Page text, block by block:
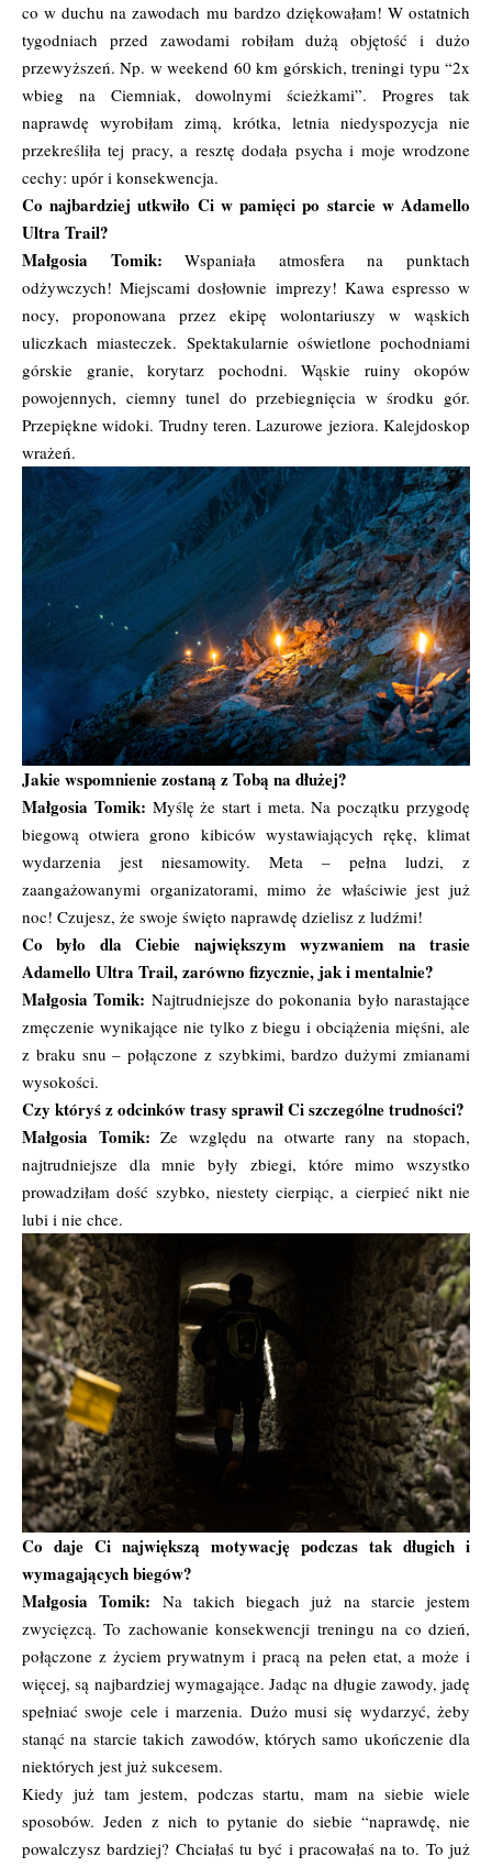
co w duchu na zawodach mu bardzo dziękowałam! W ostatnich
tygodniach przed zawodami robiłam dużą objętość i dużo
przewyższeń. Np. w weekend 60 km górskich, treningi typu “2x
wbieg na Ciemniak, dowolnymi ścieżkami”. Progres tak
naprawdę wyrobiłam zimą, krótka, letnia niedyspozycja nie
przekreśliła tej pracy, a resztę dodała psycha i moje wrodzone
cechy: upór i konsekwencja.
Co najbardziej utkwiło Ci w pamięci po starcie w Adamello
Ultra Trail?
Małgosia Tomik:Wspaniała atmosfera na punktach
odżywczych! Miejscami dosłownie imprezy! Kawa espresso w
nocy, proponowana przez ekipę wolontariuszy w wąskich
uliczkach miasteczek. Spektakularnie oświetlone pochodniami
górskie granie, korytarz pochodni. Wąskie ruiny okopów
powojennych, ciemny tunel do przebiegnięcia w środku gór.
Przepiękne widoki. Trudny teren. Lazurowe jeziora. Kalejdoskop
wrażeń.
Jakie wspomnienie zostaną z Tobą na dłużej?
Małgosia Tomik: Myślę że start i meta. Na początku przygodę
biegową otwiera grono kibiców wystawiających rękę, klimat
wydarzenia jest niesamowity. Meta – pełna ludzi, z
zaangażowanymi organizatorami, mimo że właściwie jest już
noc! Czujesz, że swoje święto naprawdę dzielisz z ludźmi!
Co było dla Ciebie największym wyzwaniem na trasie
Adamello Ultra Trail, zarówno fizycznie, jak i mentalnie?
Małgosia Tomik: Najtrudniejsze do pokonania było narastające
zmęczenie wynikające nie tylko z biegu i obciążenia mięśni, ale
z braku snu – połączone z szybkimi, bardzo dużymi zmianami
wysokości.
Czy któryś z odcinków trasy sprawił Ci szczególne trudności?
Małgosia Tomik: Ze względu na otwarte rany na stopach,
najtrudniejsze dla mnie były zbiegi, które mimo wszystko
prowadziłam dość szybko, niestety cierpiąc, a cierpieć nikt nie
lubi i nie chce.
Co daje Ci największą motywację podczas tak długich i
wymagających biegów?
Małgosia Tomik: Na takich biegach już na starcie jestem
zwycięzcą. To zachowanie konsekwencji treningu na co dzień,
połączone z życiem prywatnym i pracą na pełen etat, a może i
więcej, są najbardziej wymagające. Jadąc na długie zawody, jadę
spełniać swoje cele i marzenia. Dużo musi się wydarzyć, żeby
stanąć na starcie takich zawodów, których samo ukończenie dla
niektórych jest już sukcesem.
Kiedy już tam jestem, podczas startu, mam na siebie wiele
sposobów. Jeden z nich to pytanie do siebie “naprawdę, nie
powalczysz bardziej? Chciałaś tu być i pracowałaś na to. To już